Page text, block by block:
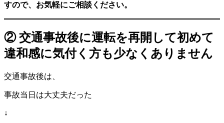
すので、お気軽にご相談ください。
② 交通事故後に運転を再開して初めて
違和感に気付く方も少なくありません
交通事故後は、
事故当日は大丈夫だった
↓